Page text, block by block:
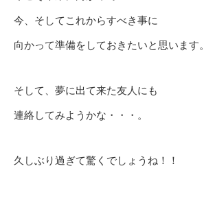
今、そしてこれからすべき事に
向かって準備をしておきたいと思います。
そして、夢に出て来た友人にも
連絡してみようかな・・・。
久しぶり過ぎて驚くでしょうね！！